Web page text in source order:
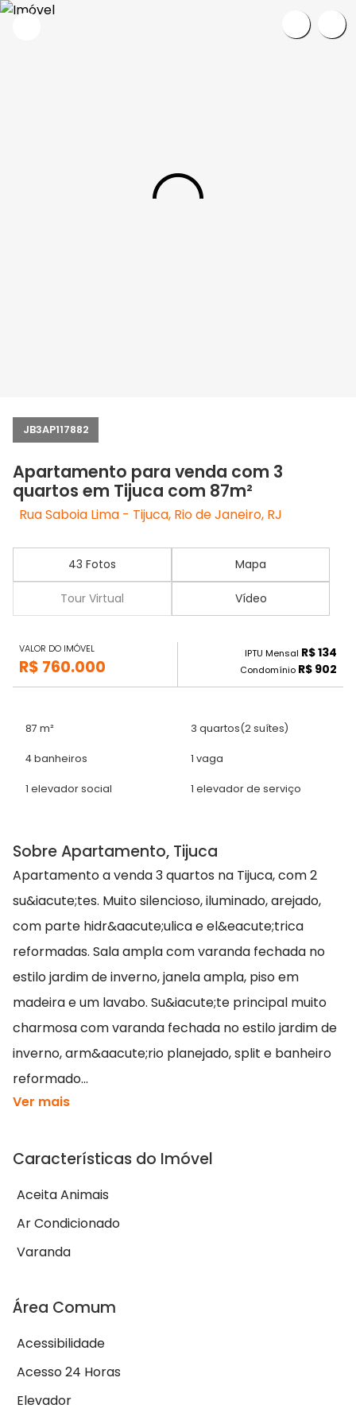
JB3AP117882
Apartamento para venda com 3
quartos em Tijuca com 87m²
Rua Saboia Lima - Tijuca, Rio de Janeiro, RJ
43 Fotos Mapa
Tour Virtual Vídeo
VALOR DO IMÓVEL
R$ 760.000
IPTU Mensal R$ 134
Condomínio R$ 902
87 m² 3 quartos(2 suítes)
4 banheiros 1 vaga
1 elevador social 1 elevador de serviço
Sobre Apartamento, Tijuca
Apartamento a venda 3 quartos na Tijuca, com 2
su&iacute;tes. Muito silencioso, iluminado, arejado,
com parte hidr&aacute;ulica e el&eacute;trica
reformadas. Sala ampla com varanda fechada no
estilo jardim de inverno, janela ampla, piso em
madeira e um lavabo. Su&iacute;te principal muito
charmosa com varanda fechada no estilo jardim de
inverno, arm&aacute;rio planejado, split e banheiro
reformado...
Ver mais
Características do Imóvel
Aceita Animais
Ar Condicionado
Varanda
Área Comum
Acessibilidade
Acesso 24 Horas
Elevador